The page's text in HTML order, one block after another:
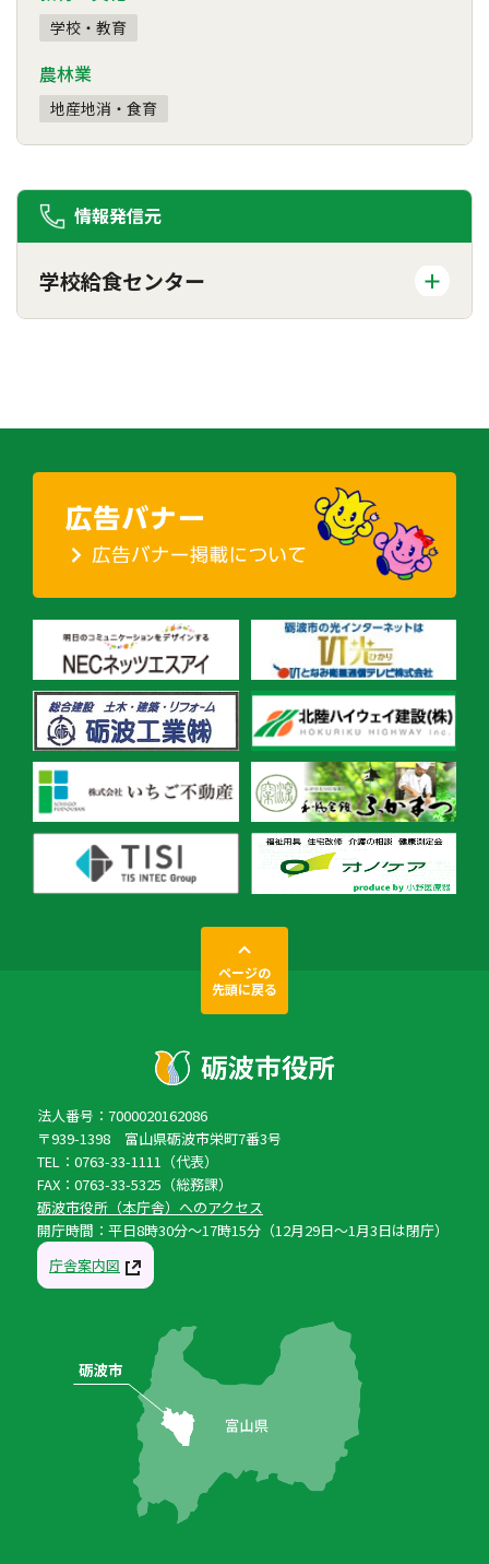
学校・教育
農林業
地産地消・食育
情報発信元
学校給食センター
ページの
先頭に戻る
法人番号：7000020162086
〒939-1398 富山県砺波市栄町7番3号
TEL：0763-33-1111（代表）
FAX：0763-33-5325（総務課）
砺波市役所（本庁舎）へのアクセス
開庁時間：平日8時30分〜17時15分（12月29日〜1月3日は閉庁）
庁舎案内図